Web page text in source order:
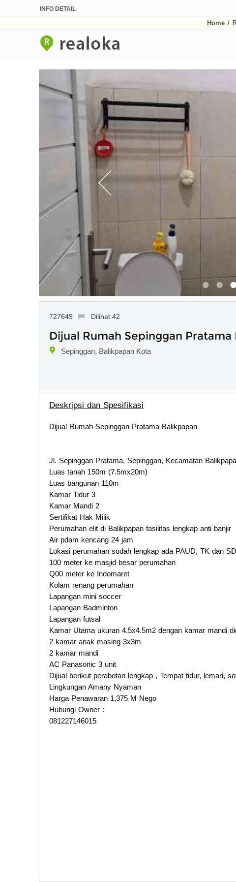
INFO DETAIL
Home /
727649 Dilihat 42
Dijual Rumah Sepinggan
Sepinggan, Balikpapan Kota
Deskripsi dan Spesifikasi
Dijual Rumah Sepinggan Pratama Balikpapan
Jl. Sepinggan Pratama, Sepinggan, Kecamatan
Luas tanah 150m (7.5mx20m)
Luas bangunan 110m
Kamar Tidur 3
Kamar Mandi 2
Sertifikat Hak Milik
Perumahan elit di Balikpapan fasilitas lengkap anti banjir
Air pdam kencang 24 jam
Lokasi perumahan sudah lengkap ada PAUD, TK dan
100 meter ke masjid besar perumahan
Q00 meter ke Indomaret
Kolam renang perumahan
Lapangan mini soccer
Lapangan Badminton
Lapangan futsal
Kamar Utama ukuran 4.5x4.5m2 dengan kamar mandi
2 kamar anak masing 3x3m
2 kamar mandi
AC Panasonic 3 unit
Dijual berikut perabotan lengkap , Tempat tidur, lemari,
Lingkungan Amany Nyaman
Harga Penawaran 1,375 M Nego
Hubungi Owner :
081227146015